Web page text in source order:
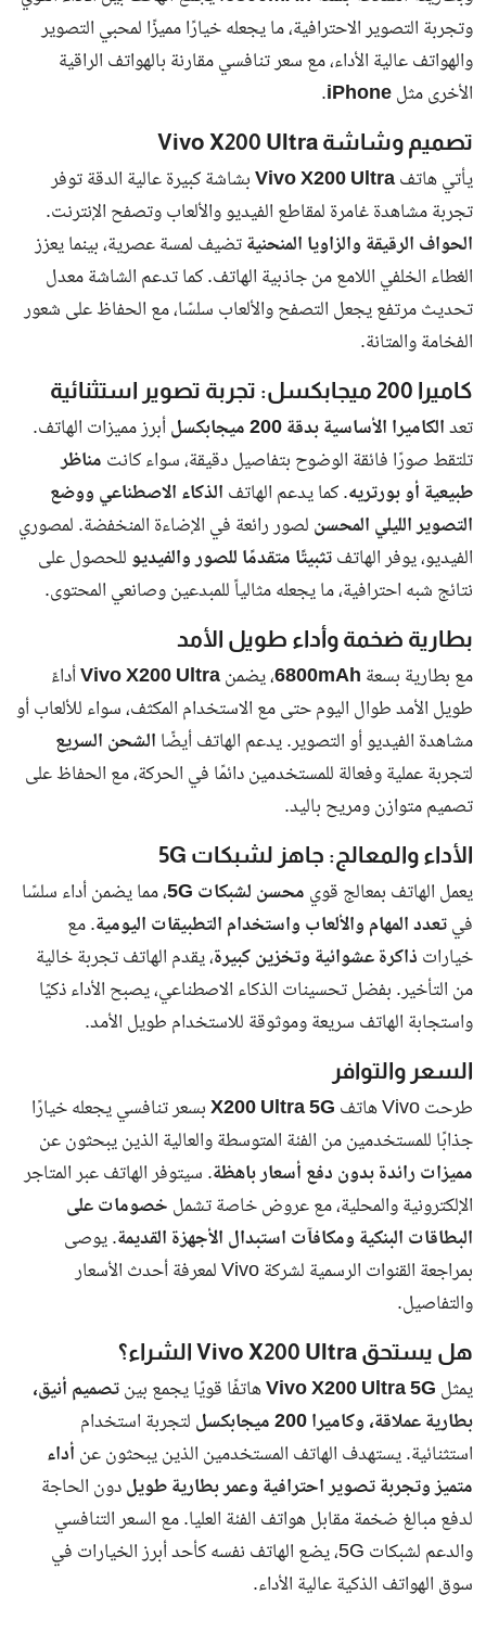
كشفتالهيئة الاتحادية للهوية والجنسية والجمارك وأمن المنافذعن
ضبط ما يزيد على
32,000 مخالف لقانون دخول وإقامة الأجانب
في الإمارات، وذلك خلال الفترة من يناير وحتى نهاية يونيو 2025.
وجاءت هذه النتائج بعد تنفيذحملات تفتيشية مكثفة في مختلف
إمارات الدولة، تحت شعار "نحو مجتمع أكثر أماناً"، بهدف تعزيز
الالتزام بالتشريعات وحماية الأمن المجتمعي.
ترحيل 70% من المخالفين واستمرار الإجراءات
للبقية
وأوضح اللواءسهيل سعيد الخييلي، مدير عام الهيئة، أن الجهات
المعنية قامتبترحيل 70% من المخالفين
بعد استكمال الإجراءات
القانونية، بينما لا يزال الباقون قيد التوقيف لحين انتهاء التحقيقات
والإجراءات القضائية.
وأكد أن تطبيق القانون سيتم بحزم ودون أي استثناءات
يخالف أنظمة الإقامة والعمل في الدولة.
عقوبات مشددة على المتسترين والمشغلين
للمخالفين
لم تقتصر العقوبات على المخالفين فقط، بل شددت الهيئة على أن
شخص يوفر المأوى أو يشغّل عمالة غير قانونية سيواجه غرامات
مالية كبيرة قد تصل إلى السجن
تهدف لحماية المجتمع وتعزيز ثقافة احترام القانون.
دعوة للالتزام بقانون دخول وإقامة الأجانب في
الإمارات
وجهت الهيئة رسالة واضحة إلى المواطنين والمقيمين بضرورة
الكامل بقانون دخول وإقامة الأجانب في الإمارات، وعدم التعامل
مع أي مخالفين، مؤكدة أن تشغيلهم أو إيواءهم يمثل مخاطر أمنية
وتجاوزاً صريحاً للتشريعات النافذة
ما هو قانون دخول وإقامة الأجانب في الإمارات؟
قانون دخول وإقامة الأجانب هو الإطار القانوني الذي ينظم:
دخول الأجانب إلى الدولة وإقامتهم وعملهم.
شروط الحصول على التأشيرات والإقامات.
العقوبات المترتبة على المخالفين، وتشمل الغرامات والترحيل
والسجن.